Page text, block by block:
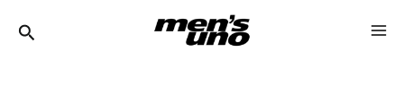
Navigation